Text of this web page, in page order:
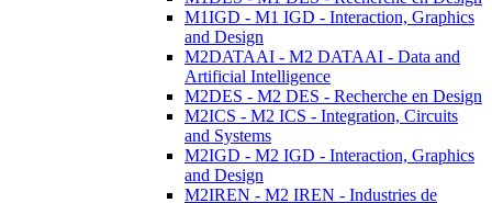
M1IGD - M1 IGD - Interaction, Graphics
and Design
M2DATAAI - M2 DATAAI - Data and
Artificial Intelligence
M2DES - M2 DES - Recherche en Design
M2ICS - M2 ICS - Integration, Circuits
and Systems
M2IGD - M2 IGD - Interaction, Graphics
and Design
M2IREN - M2 IREN - Industries de